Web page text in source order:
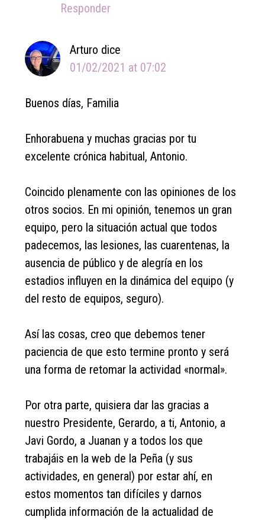
Responder
Arturo dice
01/02/2021 at 07:02
Buenos días, Familia
Enhorabuena y muchas gracias por tu
excelente crónica habitual, Antonio.
Coincido plenamente con las opiniones de los
otros socios. En mi opinión, tenemos un gran
equipo, pero la situación actual que todos
padecemos, las lesiones, las cuarentenas, la
ausencia de público y de alegría en los
estadios influyen en la dinámica del equipo (y
del resto de equipos, seguro).
Así las cosas, creo que debemos tener
paciencia de que esto termine pronto y será
una forma de retomar la actividad «normal».
Por otra parte, quisiera dar las gracias a
nuestro Presidente, Gerardo, a ti, Antonio, a
Javi Gordo, a Juanan y a todos los que
trabajáis en la web de la Peña (y sus
actividades, en general) por estar ahí, en
estos momentos tan difíciles y darnos
cumplida información de la actualidad de